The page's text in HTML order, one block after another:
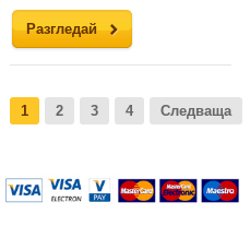
Разгледай
1 2 3 4 Следваща